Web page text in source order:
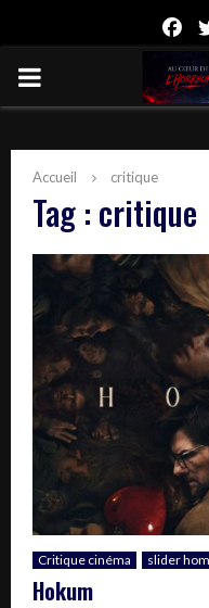
PRIMARY
Accueil critique
Tag : critique
Critique cinéma slider
Hokum